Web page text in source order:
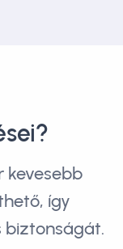
kevesebb
így
biztonságát.